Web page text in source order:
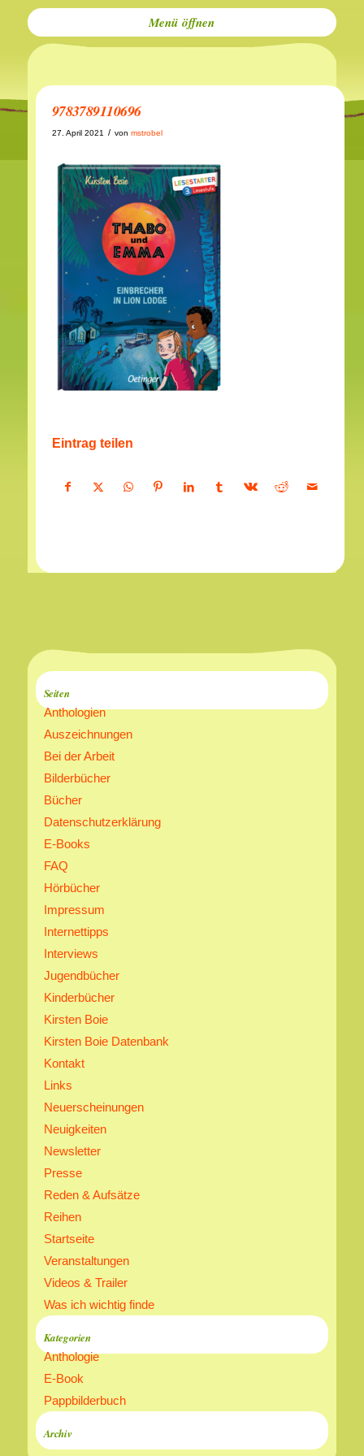
Menü
9783789110696
27. April 2021 / von mstrobel
Eintrag teilen
Seiten
Anthologien
Auszeichnungen
Bei der Arbeit
Bilderbücher
Bücher
Datenschutzerklärung
E-Books
FAQ
Hörbücher
Impressum
Internettipps
Interviews
Jugendbücher
Kinderbücher
Kirsten Boie
Kirsten Boie Datenbank
Kontakt
Links
Neuerscheinungen
Neuigkeiten
Newsletter
Presse
Reden & Aufsätze
Reihen
Startseite
Veranstaltungen
Videos & Trailer
Was ich wichtig finde
Kategorien
Anthologie
E-Book
Pappbilderbuch
Archiv